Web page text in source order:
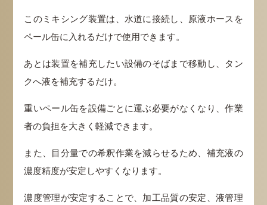
このミキシング装置は、水道に接続し、原液ホースを
ペール缶に入れるだけで使用できます。
あとは装置を補充したい設備のそばまで移動し、タン
クへ液を補充するだけ。
重いペール缶を設備ごとに運ぶ必要がなくなり、作業
者の負担を大きく軽減できます。
また、目分量での希釈作業を減らせるため、補充液の
濃度精度が安定しやすくなります。
濃度管理が安定することで、加工品質の安定、液管理